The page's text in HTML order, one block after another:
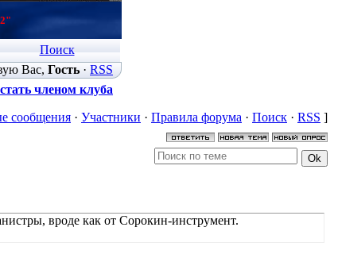
Поиск
Вас, Гость· RSS
членом клуба
сообщения · Участники · Правила форума · Поиск · RSS ]
вроде как от Сорокин-инструмент.